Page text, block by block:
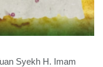
Syekh H. Imam